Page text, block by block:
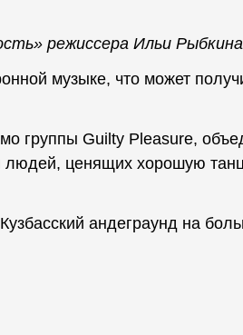
режиссера Ильи
музыке, что может
группы Guilty Pleasure,
людей, ценящих хорошую
андеграунд на